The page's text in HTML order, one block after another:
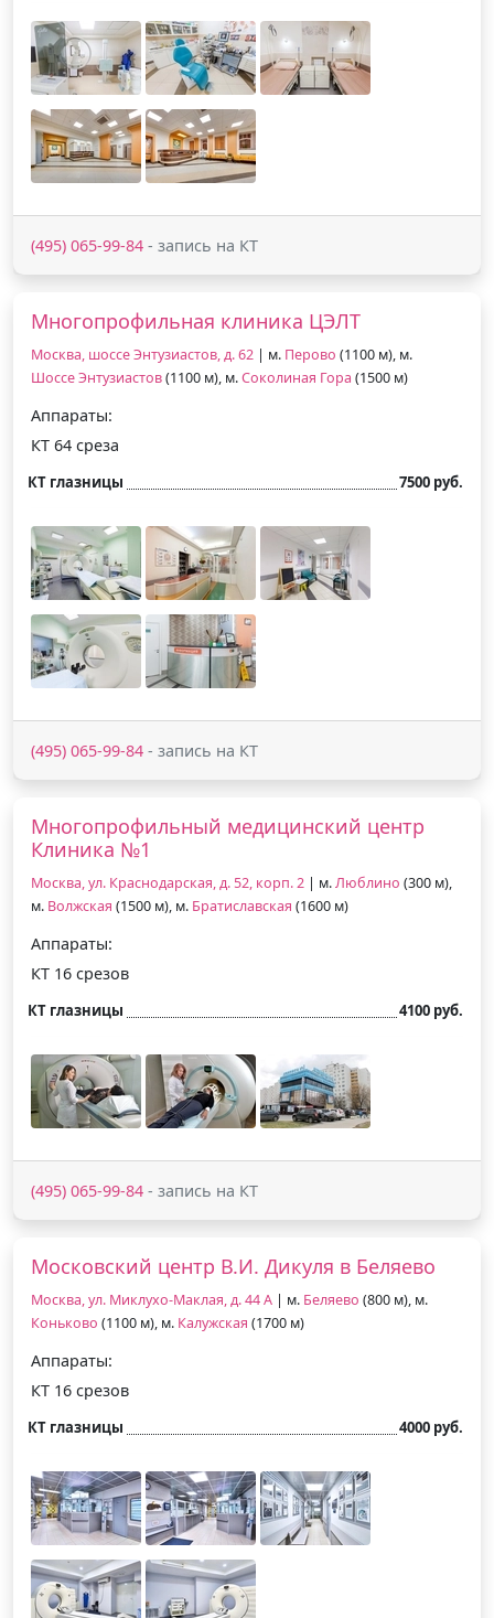
(495) 065-99-84 - запись на КТ
Многопрофильная клиника ЦЭЛТ
Москва, шоссе Энтузиастов, д. 62 | м. Перово (1100 м), м.
Шоссе Энтузиастов(1100 м), м.Соколиная Гора (1500 м)
Аппараты:
КТ 64 среза
КТ глазницы 7500 руб.
(495) 065-99-84 - запись на КТ
Многопрофильный медицинский центр
Клиника №1
Москва, ул. Краснодарская, д. 52, корп. 2 | м.Люблино (300 м),
м. Волжская (1500 м), м. Братиславская (1600 м)
Аппараты:
КТ 16 срезов
КТ глазницы 4100 руб.
(495) 065-99-84 - запись на КТ
Московский центр В.И. Дикуля в Беляево
Москва, ул. Миклухо-Маклая, д. 44 А | м. Беляево (800 м), м.
Коньково (1100 м), м. Калужская (1700 м)
Аппараты:
КТ 16 срезов
КТ глазницы 4000 руб.